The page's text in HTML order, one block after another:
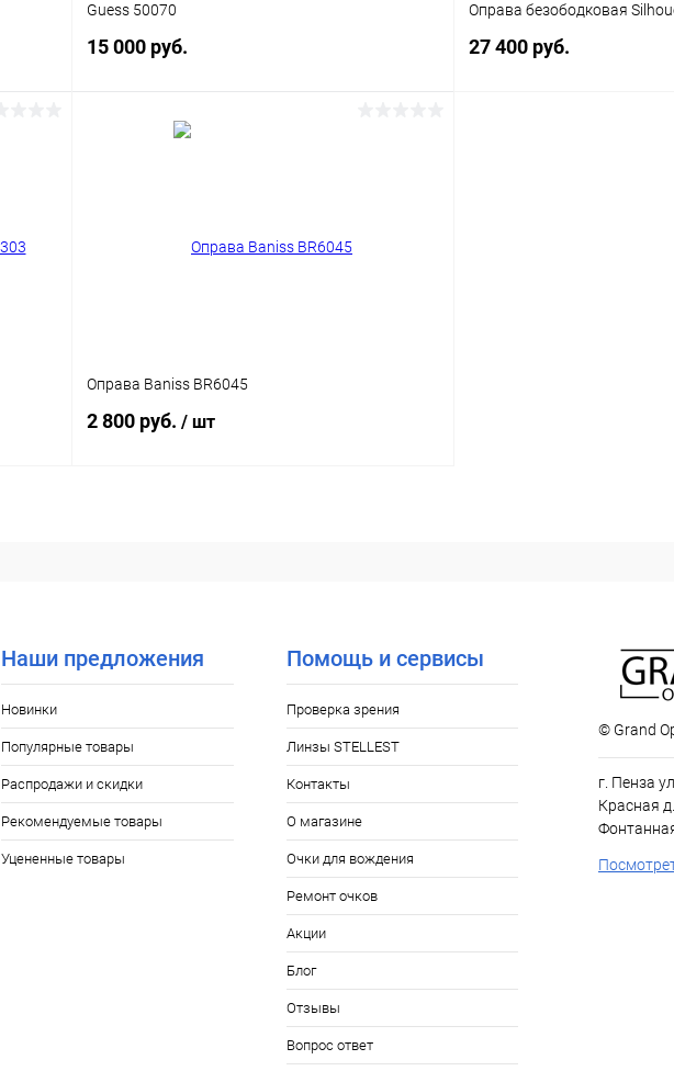
Guess 50070
15 000 руб.
Оправа безободковая
27 400 руб.
Оправа Baniss BR6045
2 800 руб. / шт
Наши предложения
Новинки
Популярные товары
Распродажи и скидки
Рекомендуемые товары
Уцененные товары
Помощь и сервисы
Проверка зрения
Линзы STELLEST
Контакты
О магазине
Очки для вождения
Ремонт очков
Акции
Блог
Отзывы
Вопрос ответ
© Grand
г. Пенза
Красная